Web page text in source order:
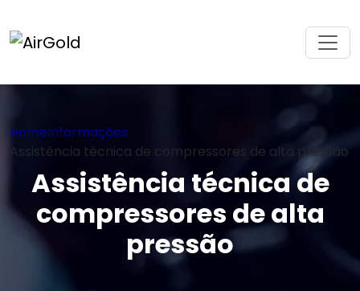
HomeInformações
Assistência técnica de compressores de alta pressão
Assistência técnica de
compressores de alta
pressão